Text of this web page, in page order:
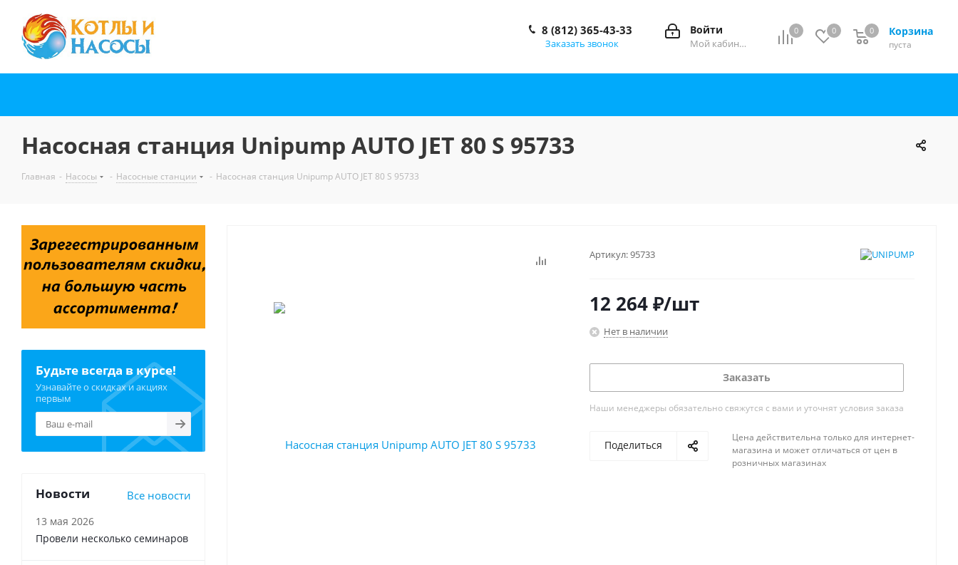
0 0 Корзина
0
пуста
0
Войти
Мой кабинет
8 (812) 365-43-33
Заказать звонок
Насосная станция Unipump AUTO JET 80 S 95733
Главная - Насосы - Насосные станции - Насосная станция Unipump AUTO JET 80 S 95733
Артикул:95733
12 264₽/шт
Нет в наличии
Заказать
Наши менеджеры обязательно свяжутся с вами и уточнят условия заказа
Поделиться
Цена действительна только для интернет-
магазина и может отличаться от цен в
розничных магазинах
Будьте всегда в курсе!
Узнавайте о скидках и акциях
первым
Новости Все новости
13 мая 2026
Провели несколько семинаров